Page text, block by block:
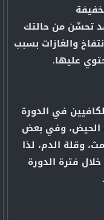
تحسِّن من حالتك
والغازات بسبب
عليها.
في الدورة
الحيض، وفي بعض
وقلة الدم، لذا
فترة الدورة